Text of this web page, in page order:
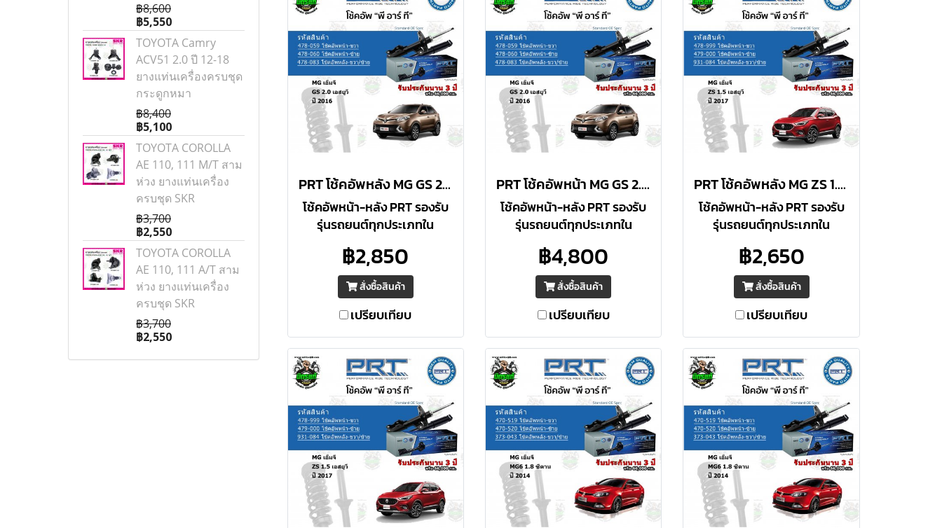
PRT โช้คอัพหลัง MG GS 2.0 เอสยูวี ปี 2016 ราคาต่อคู่
โช้คอัพหน้า-หลัง PRT รองรับ
รุ่นรถยนต์ทุกประเภทใน
เท่า / สูงกว่า O.E. มาตรฐาน
อเมริกา รับประกัน 3 ปี หรือ
66,000 กม.
฿2,850
สั่งซื้อสินค้า
เปรียบเทียบ
PRT โช้คอัพหน้า MG GS 2.0 เอสยูวี ปี 2016 ราคาต่อคู่
โช้คอัพหน้า-หลัง PRT รองรับ
รุ่นรถยนต์ทุกประเภทใน
เท่า / สูงกว่า O.E. มาตรฐาน
อเมริกา รับประกัน 3 ปี หรือ
66,000 กม.
฿4,800
สั่งซื้อสินค้า
เปรียบเทียบ
PRT โช้คอัพหลัง MG ZS 1.5 เอสยูวี ปี 2017 ราคาต่อคู่
โช้คอัพหน้า-หลัง PRT รองรับ
รุ่นรถยนต์ทุกประเภทใน
เท่า / สูงกว่า O.E. มาตรฐาน
อเมริกา รับประกัน 3 ปี หรือ
66,000 กม.
฿2,650
สั่งซื้อสินค้า
เปรียบเทียบ
฿8,600
฿5,550
TOYOTA Camry
ACV51 2.0 ปี 12-18
ยางแท่นเครื่องครบชุด
กระดูกหมา
฿8,400
฿5,100
TOYOTA COROLLA
AE 110, 111 M/T สาม
ห่วง ยางแท่นเครื่อง
ครบชุด SKR
฿3,700
฿2,550
TOYOTA COROLLA
AE 110, 111 A/T สาม
ห่วง ยางแท่นเครื่อง
ครบชุด SKR
฿3,700
฿2,550